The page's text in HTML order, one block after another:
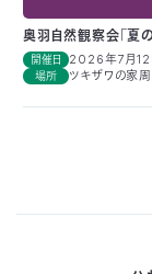
奥羽自然観察会「夏の
開催日 2026年7月12
場所 ツキザワの家